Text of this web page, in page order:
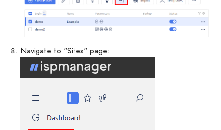
Navigate to "Sites" page: